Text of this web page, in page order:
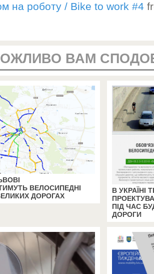
на роботу / Bike to work #4
ВАМ
ВЕЛОСИПЕДНІ
ДОРОГАХ
В УКРАЇНІ
ПІД ЧАС
ДОРОГИ